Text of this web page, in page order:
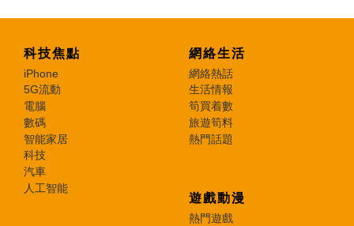
科技焦點
iPhone
5G流動
電腦
數碼
智能家居
科技
汽車
人工智能
網絡生活
網絡熱話
生活情報
筍買着數
旅遊筍料
熱門話題
遊戲動漫
熱門遊戲